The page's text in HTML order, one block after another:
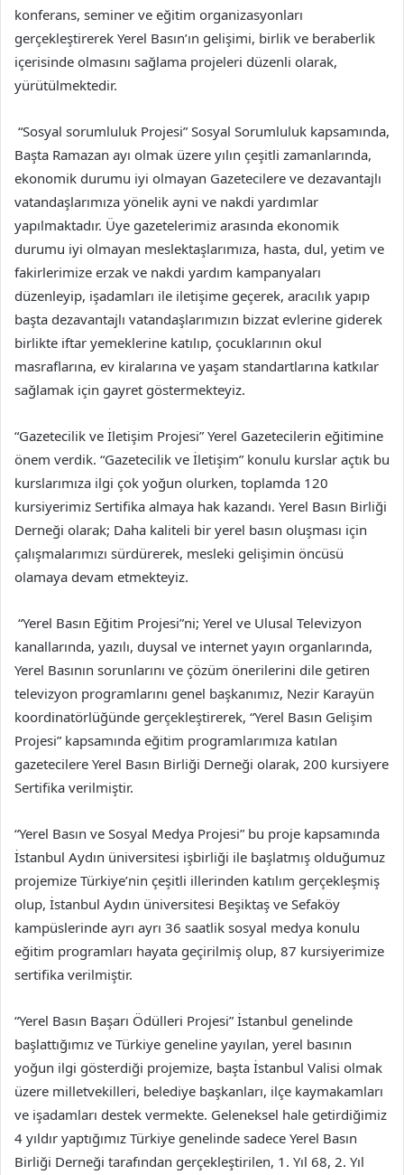
konferans, seminer ve eğitim organizasyonları
gerçekleştirerek Yerel Basın’ın gelişimi, birlik ve beraberlik
içerisinde olmasını sağlama projeleri düzenli olarak,
yürütülmektedir.
“Sosyal sorumluluk Projesi” Sosyal Sorumluluk kapsamında,
Başta Ramazan ayı olmak üzere yılın çeşitli zamanlarında,
ekonomik durumu iyi olmayan Gazetecilere ve dezavantajlı
vatandaşlarımıza yönelik ayni ve nakdi yardımlar
yapılmaktadır. Üye gazetelerimiz arasında ekonomik
durumu iyi olmayan meslektaşlarımıza, hasta, dul, yetim ve
fakirlerimize erzak ve nakdi yardım kampanyaları
düzenleyip, işadamları ile iletişime geçerek, aracılık yapıp
başta dezavantajlı vatandaşlarımızın bizzat evlerine giderek
birlikte iftar yemeklerine katılıp, çocuklarının okul
masraflarına, ev kiralarına ve yaşam standartlarına katkılar
sağlamak için gayret göstermekteyiz.
“Gazetecilik ve İletişim Projesi” Yerel Gazetecilerin eğitimine
önem verdik. “Gazetecilik ve İletişim” konulu kurslar açtık bu
kurslarımıza ilgi çok yoğun olurken, toplamda 120
kursiyerimiz Sertifika almaya hak kazandı. Yerel Basın Birliği
Derneği olarak; Daha kaliteli bir yerel basın oluşması için
çalışmalarımızı sürdürerek, mesleki gelişimin öncüsü
olamaya devam etmekteyiz.
“Yerel Basın Eğitim Projesi”ni; Yerel ve Ulusal Televizyon
kanallarında, yazılı, duysal ve internet yayın organlarında,
Yerel Basının sorunlarını ve çözüm önerilerini dile getiren
televizyon programlarını genel başkanımız, Nezir Karayün
koordinatörlüğünde gerçekleştirerek, “Yerel Basın Gelişim
Projesi” kapsamında eğitim programlarımıza katılan
gazetecilere Yerel Basın Birliği Derneği olarak, 200 kursiyere
Sertifika verilmiştir.
“Yerel Basın ve Sosyal Medya Projesi” bu proje kapsamında
İstanbul Aydın üniversitesi işbirliği ile başlatmış olduğumuz
projemize Türkiye’nin çeşitli illerinden katılım gerçekleşmiş
olup, İstanbul Aydın üniversitesi Beşiktaş ve Sefaköy
kampüslerinde ayrı ayrı 36 saatlik sosyal medya konulu
eğitim programları hayata geçirilmiş olup, 87 kursiyerimize
sertifika verilmiştir.
“Yerel Basın Başarı Ödülleri Projesi” İstanbul genelinde
başlattığımız ve Türkiye geneline yayılan, yerel basının
yoğun ilgi gösterdiği projemize, başta İstanbul Valisi olmak
üzere milletvekilleri, belediye başkanları, ilçe kaymakamları
ve işadamları destek vermekte. Geleneksel hale getirdiğimiz
4 yıldır yaptığımız Türkiye genelinde sadece Yerel Basın
Birliği Derneği tarafından gerçekleştirilen, 1. Yıl 68, 2. Yıl